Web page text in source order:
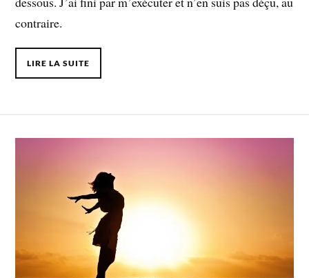
contraire.
LIRE LA SUITE